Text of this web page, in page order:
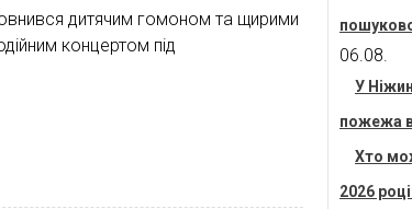
дитячим гомоном та щирими
концертом під
06.08.
У
пожежа
Хто
2026